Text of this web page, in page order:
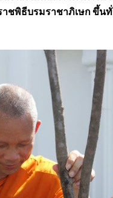
ชพิธีบรมราชาภิเษก ขึ้นทั่